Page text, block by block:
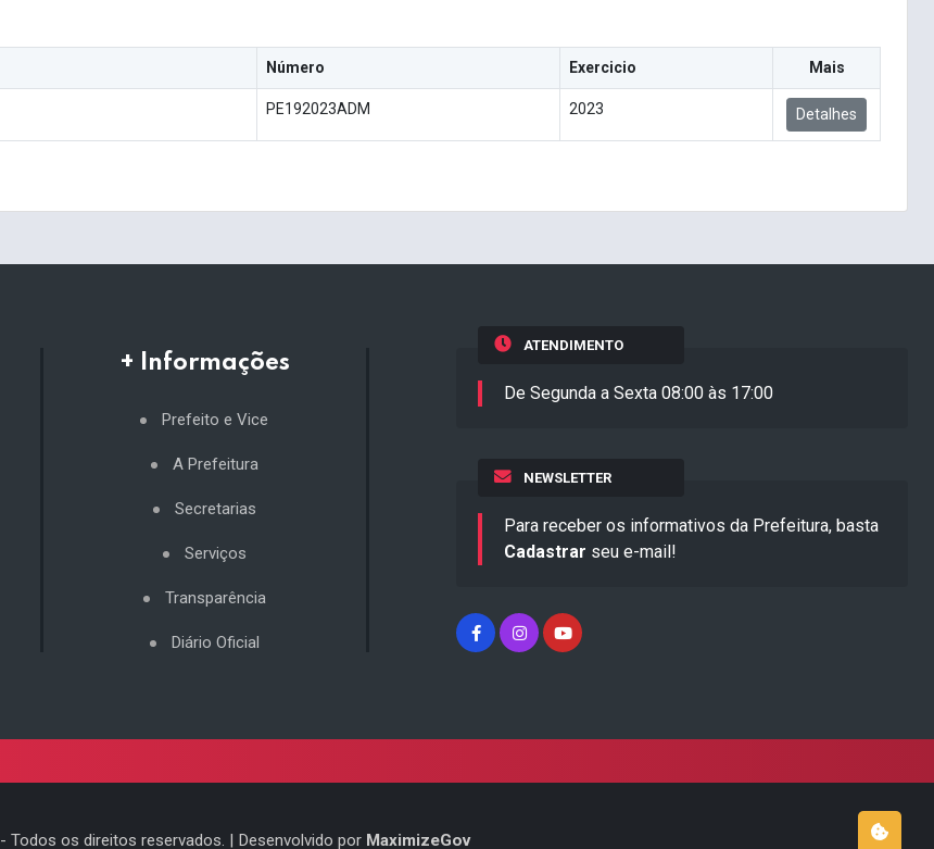
Número Exercicio Mais
PE192023ADM 2023 Detalhes
+ Informações
Prefeito e Vice
A Prefeitura
Secretarias
Serviços
Transparência
Diário Oficial
ATENDIMENTO
De Segunda a Sexta 08:00 às 17:00
NEWSLETTER
Para receber os informativos da Prefeitura, basta
Cadastrar seu e-mail!
- Todos os direitos reservados. | Desenvolvido por MaximizeGov